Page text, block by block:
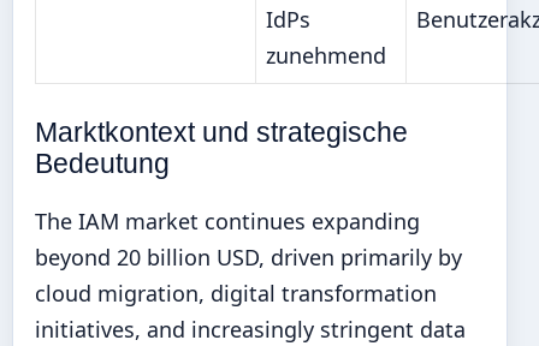
IdPs
zunehmend
Marktkontext und strategische
Bedeutung
The IAM market continues expanding
beyond 20 billion USD, driven primarily by
cloud migration, digital transformation
initiatives, and increasingly stringent data